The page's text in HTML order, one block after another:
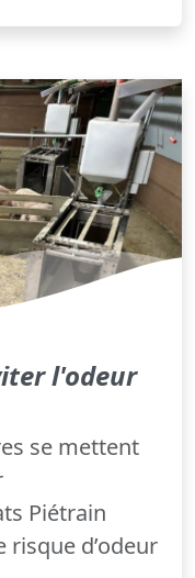
l'odeur
se mettent
Piétrain
d’odeur